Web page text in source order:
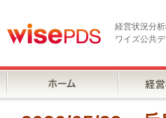
経営状況分
ワイズ公共